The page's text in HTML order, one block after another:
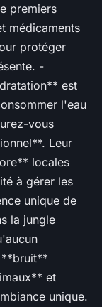
premiers
médicaments
protéger
-
est
l'eau
vous
Leur
locales
à gérer les
unique de
la jungle
**bruit**
et
unique.